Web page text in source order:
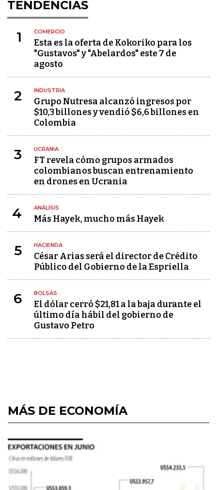
TENDENCIAS
1 COMERCIO
Esta es la oferta de Kokoriko para los
"Gustavos" y "Abelardos" este 7 de
agosto
2 INDUSTRIA
Grupo Nutresa alcanzó ingresos por
$10,3 billones y vendió $6,6 billones en
Colombia
3 UCRANIA
FT revela cómo grupos armados
colombianos buscan entrenamiento
en drones en Ucrania
4 ANÁLISIS
Más Hayek, mucho más Hayek
5 HACIENDA
César Arias será el director de Crédito
Público del Gobierno de la Espriella
6 BOLSAS
El dólar cerró $21,81 a la baja durante el
último día hábil del gobierno de
Gustavo Petro
MÁS DE ECONOMÍA